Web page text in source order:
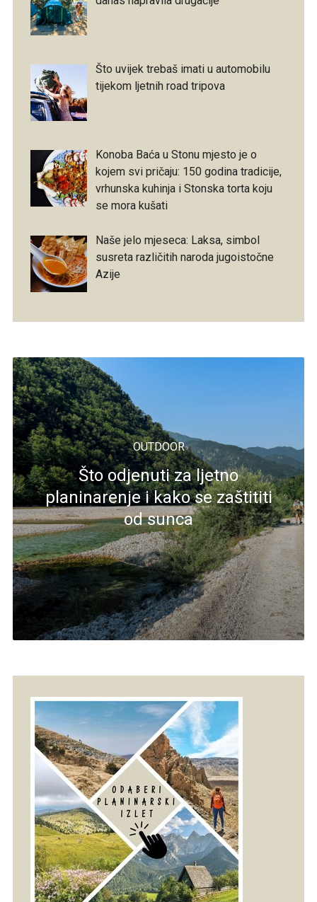
Što uvijek trebaš imati u automobilu
tijekom ljetnih road tripova
Konoba Baća u Stonu mjesto je o
kojem svi pričaju: 150 godina tradicije,
vrhunska kuhinja i Stonska torta koju
se mora kušati
Naše jelo mjeseca: Laksa, simbol
susreta različitih naroda jugoistočne
Azije
OUTDOOR
Što odjenuti za ljetno
planinarenje i kako se zaštititi
od sunca